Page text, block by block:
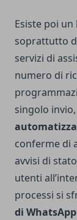
Esiste poi
soprattutto
servizi di
numero di
singolo
conferme di
avvisi di
utenti
processi si
di